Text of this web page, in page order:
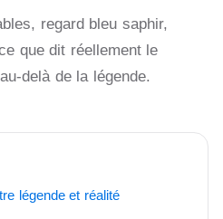
regard bleu saphir,
que dit réellement le
delà de la légende.
légende et réalité